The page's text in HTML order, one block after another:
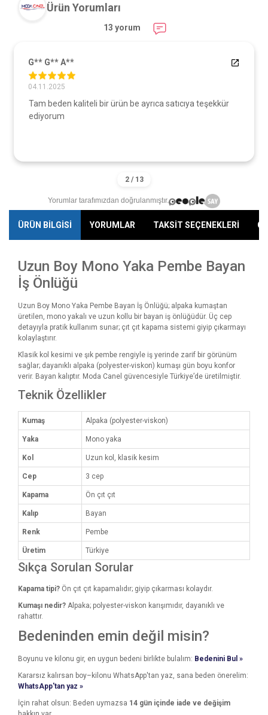
Ürün Yorumları
13 yorum
G** G** A**
04.11.2025
Tam beden kaliteli bir ürün be ayrıca satıcıya teşekkür
ediyorum
Yorumlar tarafımızdan doğrulanmıştır.
ÜRÜN BİLGİSİ YORUMLAR TAKSİT SEÇENEKLERİ
Uzun Boy Mono Yaka Pembe Bayan
İş Önlüğü
Uzun Boy Mono Yaka Pembe Bayan İş Önlüğü; alpaka kumaştan
üretilen, mono yakalı ve uzun kollu bir bayan iş önlüğüdür. Üç cep
detayıyla pratik kullanım sunar; çıt çıt kapama sistemi giyip çıkarmayı
kolaylaştırır.
Klasik kol kesimi ve şık pembe rengiyle iş yerinde zarif bir görünüm
sağlar; dayanıklı alpaka (polyester-viskon) kumaşı gün boyu konfor
verir. Bayan kalıptır. Moda Canel güvencesiyle Türkiye’de üretilmiştir.
Teknik Özellikler
Kumaş Alpaka (polyester-viskon)
Yaka Mono yaka
Kol Uzun kol, klasik kesim
Cep 3 cep
Kapama Ön çıt çıt
Kalıp Bayan
Renk Pembe
Üretim Türkiye
Sıkça Sorulan Sorular
Kapama tipi? Ön çıt çıt kapamalıdır; giyip çıkarması kolaydır.
Kumaşı nedir? Alpaka; polyester-viskon karışımıdır, dayanıklı ve
rahattır.
Bedeninden emin değil misin?
Boyunu ve kilonu gir, en uygun bedeni birlikte bulalım: Bedenini Bul »
Kararsız kalırsan boy–kilonu WhatsApp'tan yaz, sana beden önerelim:
WhatsApp'tan yaz »
İçin rahat olsun: Beden uymazsa 14 gün içinde iade ve değişim